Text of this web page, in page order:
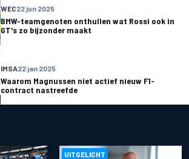
WEC22 jun 2025
BMW-teamgenoten onthullen wat Rossi ook in
GT's zo bijzonder maakt
IMSA22 jan 2025
Waarom Magnussen niet actief nieuw F1-
contract nastreefde
UITGELICHT